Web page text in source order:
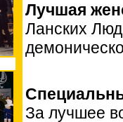
Лучшая
Ланских
За лучшее